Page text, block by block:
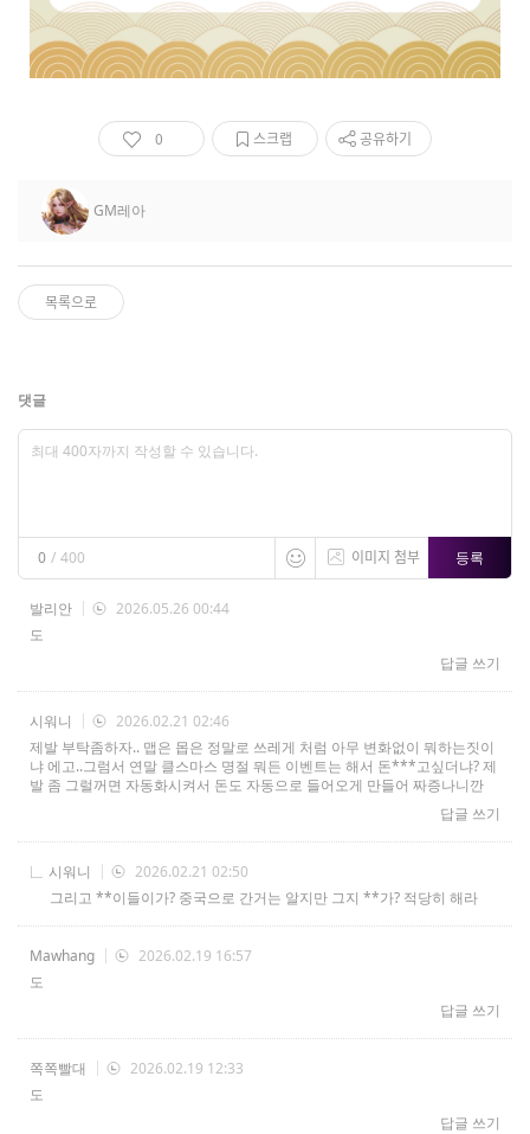
0 스크랩 공유하기
GM레아
목록으로
댓글
0 / 400 이미지 첨부 등록
발리안
2026.05.26 00:44
도
답글 쓰기
시워니
2026.02.21 02:46
제발 부탁좀하자.. 맵은 몹은 정말로 쓰레게 처럼 아무 변화없이 뭐하는짓이
냐 에고..그럼서 연말 클스마스 명절 뭐든 이벤트는 해서 돈***고싶더냐? 제
발 좀 그럴꺼면 자동화시켜서 돈도 자동으로 들어오게 만들어 짜증나니깐
답글 쓰기
시워니
2026.02.21 02:50
그리고 **이들이가? 중국으로 간거는 알지만 그지 **가? 적당히 해라
Mawhang
2026.02.19 16:57
도
답글 쓰기
쪽쪽빨대
2026.02.19 12:33
도
답글 쓰기